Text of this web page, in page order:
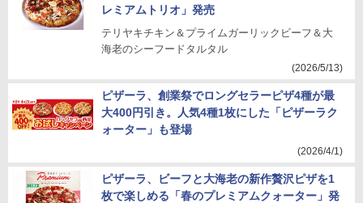
レミアムトリオ」発売
テリヤキチキン＆プライムガーリックビーフ＆大
海老のシーフードタルタル
(2026/5/13)
ピザーラ、創業祭でロングセラーピザ4種が最
大400円引き。人気4種1枚にした「ピザーラク
ォーター」も登場
(2026/4/1)
ピザーラ、ビーフと大海老の新作贅沢ピザを1
枚で楽しめる「春のプレミアムクォーター」発